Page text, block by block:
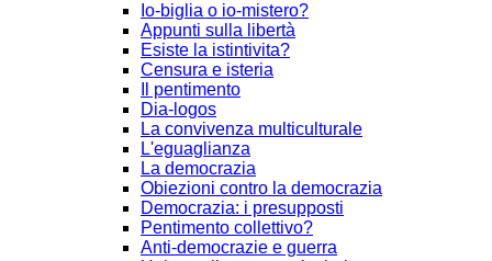
Io-biglia o io-mistero?
Appunti sulla libertà
Esiste la istintivita?
Censura e isteria
Il pentimento
Dia-logos
La convivenza multiculturale
L'eguaglianza
La democrazia
Obiezioni contro la democrazia
Democrazia: i presupposti
Pentimento collettivo?
Anti-democrazie e guerra